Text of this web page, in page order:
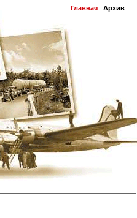
Главная Архив